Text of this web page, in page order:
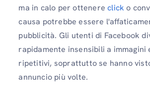
ma in calo per ottenereclick o
causa potrebbe essere
pubblicità. Gli utenti di Facebook
rapidamente insensibili a immagini
ripetitivi, soprattutto se hanno
annuncio più volte.